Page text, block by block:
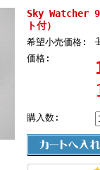
Sky Watcher
ト付）
希望小売価格:
価格:
購入数: